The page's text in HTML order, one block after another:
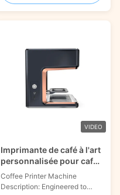
Transform treats with Jetcare®
home users and small cafes,
VIDEO
Imprimante de café à l'art
personnalisée pour café
au latte cappuccino
Coffee Printer Machine
Description: Engineered to